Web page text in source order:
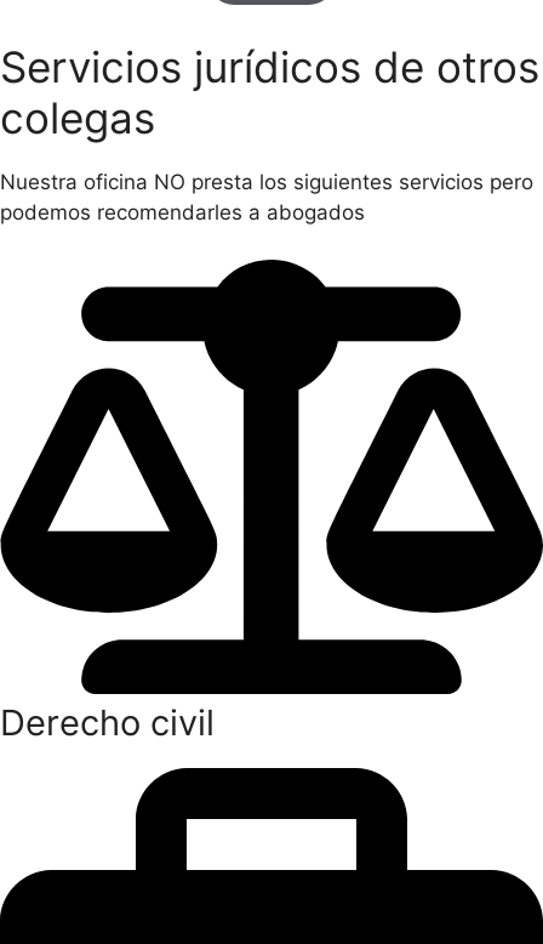
Servicios jurídicos de otros
colegas
Nuestra oficina NO presta los siguientes servicios pero
podemos recomendarles a abogados
Derecho civil